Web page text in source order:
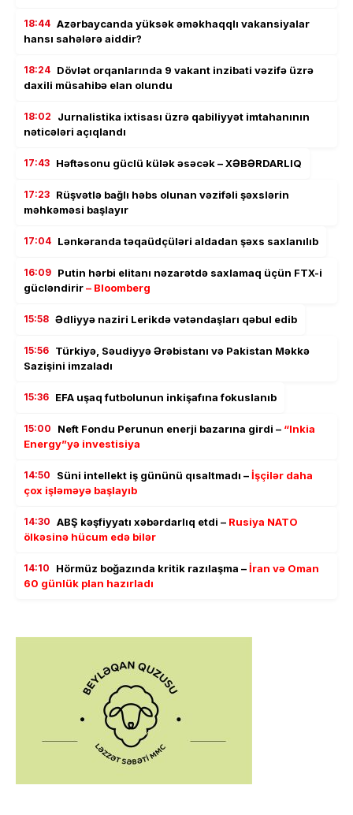
18:44 Azərbaycanda yüksək əməkhaqqlı vakansiyalar
hansı sahələrə aiddir?
18:24 Dövlət orqanlarında 9 vakant inzibati vəzifə üzrə
daxili müsahibə elan olundu
18:02
Jurnalistika ixtisası üzrə qabiliyyət imtahanının
nəticələri açıqlandı
17:43 Həftəsonu güclü külək əsəcək – XƏBƏRDARLIQ
17:23 Rüşvətlə bağlı həbs olunan vəzifəli şəxslərin
məhkəməsi başlayır
17:04 Lənkəranda təqaüdçüləri aldadan şəxs saxlanılıb
16:09 Putin hərbi elitanı nəzarətdə saxlamaq üçün FTX-i
gücləndirir– Bloomberg
15:58 Ədliyyə naziri Lerikdə vətəndaşları qəbul edib
15:56 Türkiyə, Səudiyyə Ərəbistanı və Pakistan Məkkə
Sazişini imzaladı
15:36 EFA uşaq futbolunun inkişafına fokuslanıb
15:00 Neft Fondu Perunun enerji bazarına girdi – “Inkia
Energy”yə investisiya
14:50 Süni intellekt iş gününü qısaltmadı –İşçilər daha
çox işləməyə başlayıb
14:30 ABŞ kəşfiyyatı xəbərdarlıq etdi – Rusiya NATO
ölkəsinə hücum edə bilər
14:10 Hörmüz boğazında kritik razılaşma –İran və Oman
60 günlük plan hazırladı